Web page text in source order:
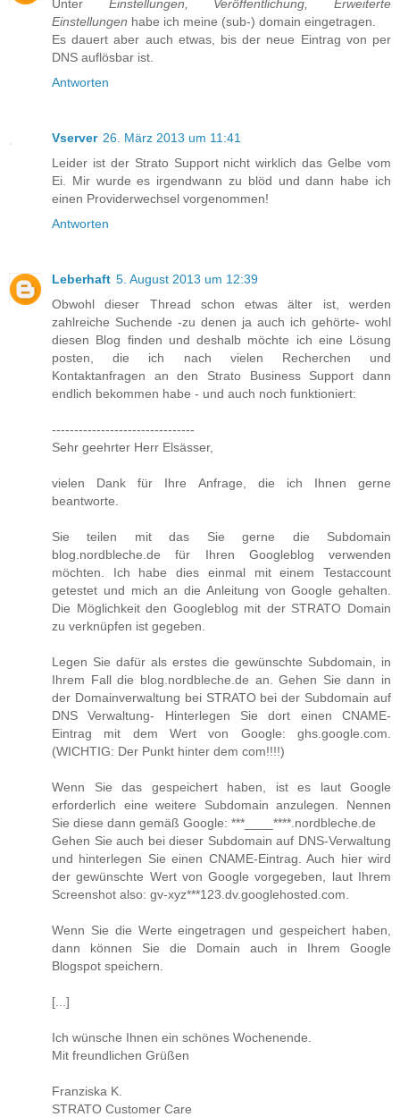
Unter Einstellungen, Veröffentlichung, Erweiterte
Einstellungen habe ich meine (sub-) domain eingetragen.
Es dauert aber auch etwas, bis der neue Eintrag von per
DNS auflösbar ist.
Antworten
Vserver 26. März 2013 um 11:41
Leider ist der Strato Support nicht wirklich das Gelbe vom
Ei. Mir wurde es irgendwann zu blöd und dann habe ich
einen Providerwechsel vorgenommen!
Antworten
Leberhaft 5. August 2013 um 12:39
Obwohl dieser Thread schon etwas älter ist, werden
zahlreiche Suchende -zu denen ja auch ich gehörte- wohl
diesen Blog finden und deshalb möchte ich eine Lösung
posten, die ich nach vielen Recherchen und
Kontaktanfragen an den Strato Business Support dann
endlich bekommen habe - und auch noch funktioniert:
--------------------------------
Sehr geehrter Herr Elsässer,
vielen Dank für Ihre Anfrage, die ich Ihnen gerne
beantworte.
Sie teilen mit das Sie gerne die Subdomain
blog.nordbleche.de für Ihren Googleblog verwenden
möchten. Ich habe dies einmal mit einem Testaccount
getestet und mich an die Anleitung von Google gehalten.
Die Möglichkeit den Googleblog mit der STRATO Domain
zu verknüpfen ist gegeben.
Legen Sie dafür als erstes die gewünschte Subdomain, in
Ihrem Fall die blog.nordbleche.de an. Gehen Sie dann in
der Domainverwaltung bei STRATO bei der Subdomain auf
DNS Verwaltung- Hinterlegen Sie dort einen CNAME-
Eintrag mit dem Wert von Google: ghs.google.com.
(WICHTIG: Der Punkt hinter dem com!!!!)
Wenn Sie das gespeichert haben, ist es laut Google
erforderlich eine weitere Subdomain anzulegen. Nennen
Sie diese dann gemäß Google: ***____****.nordbleche.de
Gehen Sie auch bei dieser Subdomain auf DNS-Verwaltung
und hinterlegen Sie einen CNAME-Eintrag. Auch hier wird
der gewünschte Wert von Google vorgegeben, laut Ihrem
Screenshot also: gv-xyz***123.dv.googlehosted.com.
Wenn Sie die Werte eingetragen und gespeichert haben,
dann können Sie die Domain auch in Ihrem Google
Blogspot speichern.
[...]
Ich wünsche Ihnen ein schönes Wochenende.
Mit freundlichen Grüßen
Franziska K.
STRATO Customer Care